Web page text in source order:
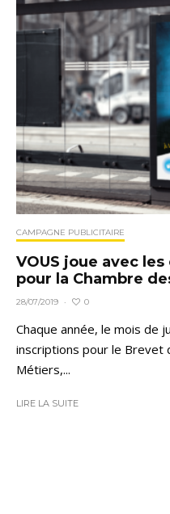
CAMPAGNE PUBLICITAIRE
VOUS joue avec
pour la Chambre
28/07/2019 · 0
Chaque année, le mois de
inscriptions pour le Brevet
Métiers,...
LIRE LA SUITE